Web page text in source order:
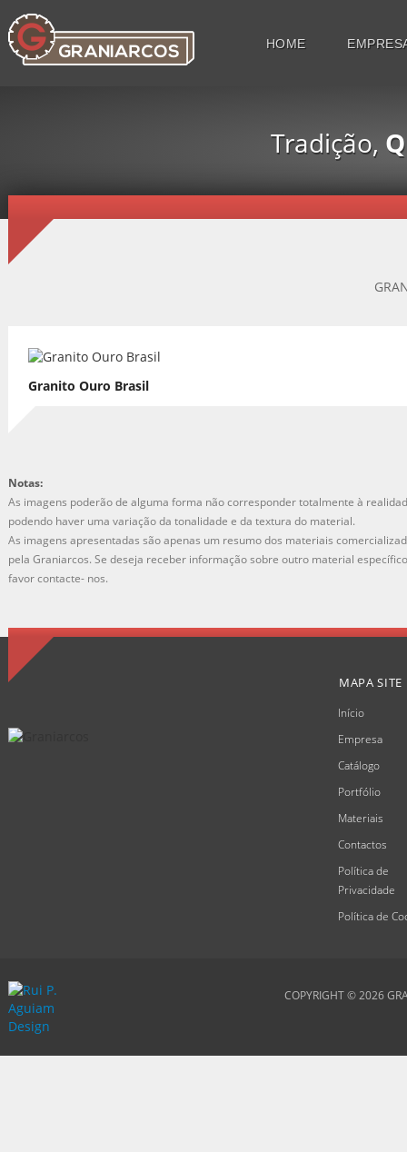
HOME
Tradição,
Granito Ouro Brasil
Notas:
As imagens poderão de alguma forma não corresponder totalmente à
podendo haver uma variação da tonalidade e da textura do material.
As imagens apresentadas são apenas um resumo dos materiais
pela Graniarcos. Se deseja receber informação sobre outro material
favor contacte- nos.
MAPA SITE
Início
Empresa
Catálogo
Portfólio
Materiais
Contactos
Política de
Privacidade
Política de
COPYRIGHT © 2026